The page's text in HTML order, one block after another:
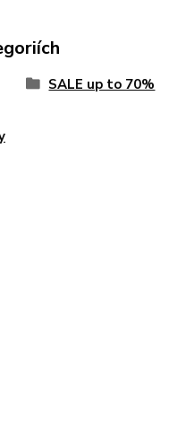
SALE up to 70%